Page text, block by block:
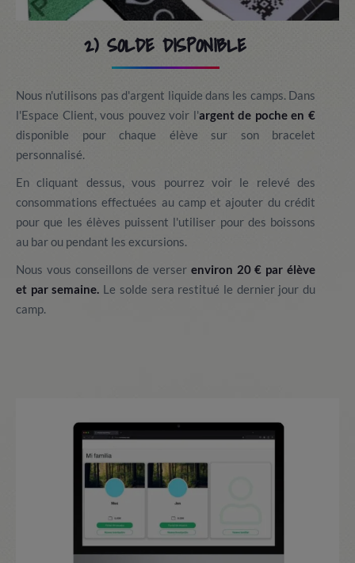
2) SOLDE DISPONIBLE
Nous n'utilisons pas d'argent liquide dans les camps. Dans
l'Espace Client, vous pouvez voir l'argent de poche en €
disponible pour chaque élève sur son bracelet
personnalisé.
En cliquant dessus, vous pourrez voir le relevé des
consommations effectuées au camp et ajouter du crédit
pour que les élèves puissent l'utiliser pour des boissons
au bar ou pendant les excursions.
Nous vous conseillons de verser environ 20 € par élève
et par semaine. Le solde sera restitué le dernier jour du
camp.